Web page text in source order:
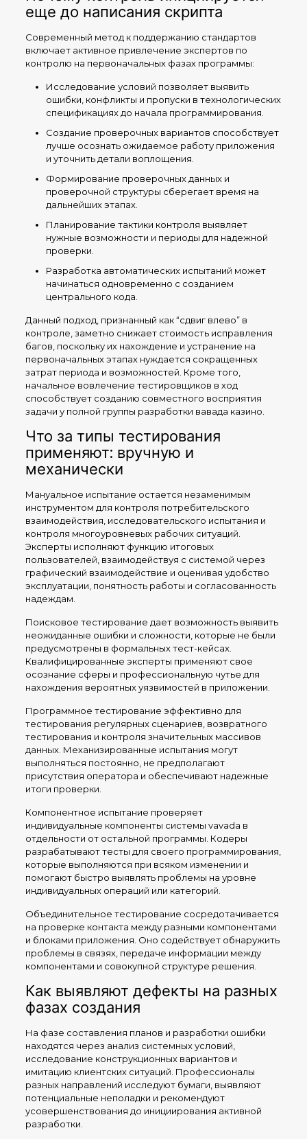
еще до написания скрипта
Современный метод к поддержанию стандартов
включает активное привлечение экспертов по
контролю на первоначальных фазах программы:
Исследование условий позволяет выявить
ошибки, конфликты и пропуски в технологических
спецификациях до начала программирования.
Создание проверочных вариантов способствует
лучше осознать ожидаемое работу приложения
и уточнить детали воплощения.
Формирование проверочных данных и
проверочной структуры сберегает время на
дальнейших этапах.
Планирование тактики контроля выявляет
нужные возможности и периоды для надежной
проверки.
Разработка автоматических испытаний может
начинаться одновременно с созданием
центрального кода.
Данный подход, признанный как “сдвиг влево” в
контроле, заметно снижает стоимость исправления
багов, поскольку их нахождение и устранение на
первоначальных этапах нуждается сокращенных
затрат периода и возможностей. Кроме того,
начальное вовлечение тестировщиков в ход
способствует созданию совместного восприятия
задачи у полной группы разработки вавада казино.
Что за типы тестирования
применяют: вручную и
механически
Мануальное испытание остается незаменимым
инструментом для контроля потребительского
взаимодействия, исследовательского испытания и
контроля многоуровневых рабочих ситуаций.
Эксперты исполняют функцию итоговых
пользователей, взаимодействуя с системой через
графический взаимодействие и оценивая удобство
эксплуатации, понятность работы и согласованность
надеждам.
Поисковое тестирование дает возможность выявить
неожиданные ошибки и сложности, которые не были
предусмотрены в формальных тест-кейсах.
Квалифицированные эксперты применяют свое
осознание сферы и профессиональную чутье для
нахождения вероятных уязвимостей в приложении.
Программное тестирование эффективно для
тестирования регулярных сценариев, возвратного
тестирования и контроля значительных массивов
данных. Механизированные испытания могут
выполняться постоянно, не предполагают
присутствия оператора и обеспечивают надежные
итоги проверки.
Компонентное испытание проверяет
индивидуальные компоненты системы vavada в
отдельности от остальной программы. Кодеры
разрабатывают тесты для своего программирования,
которые выполняются при всяком изменении и
помогают быстро выявлять проблемы на уровне
индивидуальных операций или категорий.
Объединительное тестирование сосредотачивается
на проверке контакта между разными компонентами
и блоками приложения. Оно содействует обнаружить
проблемы в связях, передаче информации между
компонентами и совокупной структуре решения.
Как выявляют дефекты на разных
фазах создания
На фазе составления планов и разработки ошибки
находятся через анализ системных условий,
исследование конструкционных вариантов и
имитацию клиентских ситуаций. Профессионалы
разных направлений исследуют бумаги, выявляют
потенциальные неполадки и рекомендуют
усовершенствования до инициирования активной
разработки.